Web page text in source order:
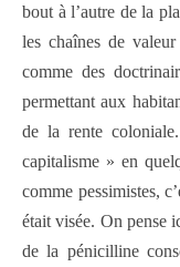
bout à l’autre de la
les chaînes de
comme des
permettant aux
de la rente
capitalisme » en
comme pessimistes,
était visée. On pense
de la pénicilline